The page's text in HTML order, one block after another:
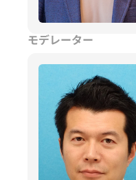
モデレーター